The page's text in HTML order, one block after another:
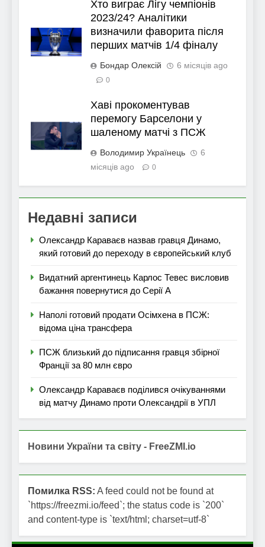
Хто виграє Лігу чемпіонів
2023/24? Аналітики
визначили фаворита після
перших матчів 1/4 фіналу
Бондар Олексій 6 місяців ago
0
Хаві прокоментував
перемогу Барселони у
шаленому матчі з ПСЖ
Володимир Українець
6
місяців ago
0
Недавні записи
Олександр Караваєв назвав гравця Динамо,
який готовий до переходу в європейський клуб
Видатний аргентинець Карлос Тевес висловив
бажання повернутися до Серії А
Наполі готовий продати Осімхена в ПСЖ:
відома ціна трансфера
ПСЖ близький до підписання гравця збірної
Франції за 80 млн євро
Олександр Караваєв поділився очікуваннями
від матчу Динамо проти Олександрії в УПЛ
Новини України та світу - FreeZMI.io
Помилка RSS: A feed could not be found at
`https://freezmi.io/feed`; the status code is `200`
and content-type is `text/html; charset=utf-8`